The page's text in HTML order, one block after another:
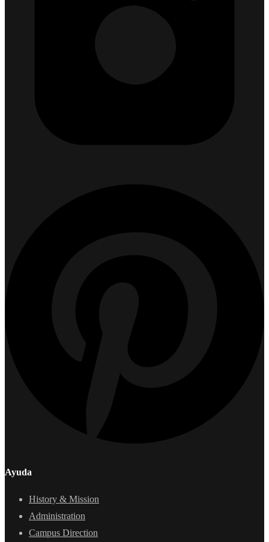
Ayuda
History & Mission
Administration
Campus Direction